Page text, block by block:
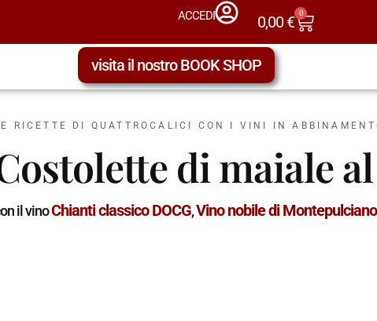
ACCEDI 0,00€ 0
visita il nostro BOOK SHOP
RICETTE DI QUATTROCALICI CON I VINI IN
di maiale
il vinoChianti classico DOCG,Vino nobile di